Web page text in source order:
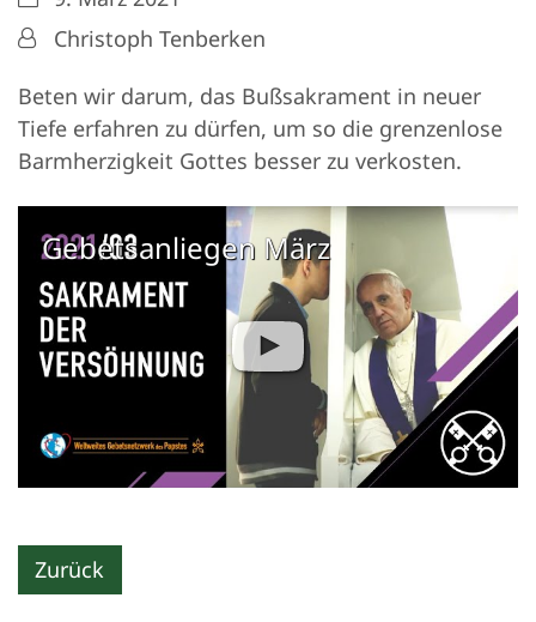
Von:Christoph Tenberken
Beten wir darum, das Bußsakrament in neuer
Tiefe erfahren zu dürfen, um so die grenzenlose
Barmherzigkeit Gottes besser zu verkosten.
Gebetsanliegen März
Zurück